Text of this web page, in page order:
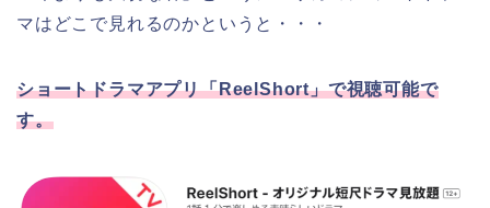
マはどこで見れるのかというと・・・
ショートドラマアプリ「ReelShort」で視聴可能で
す。